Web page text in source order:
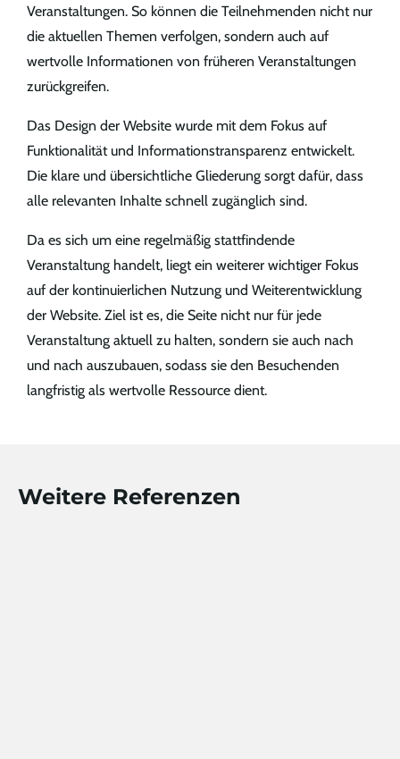
Veranstaltungen. So können die Teilnehmenden nicht nur
die aktuellen Themen verfolgen, sondern auch auf
wertvolle Informationen von früheren Veranstaltungen
zurückgreifen.
Das Design der Website wurde mit dem Fokus auf
Funktionalität und Informationstransparenz entwickelt.
Die klare und übersichtliche Gliederung sorgt dafür, dass
alle relevanten Inhalte schnell zugänglich sind.
Da es sich um eine regelmäßig stattfindende
Veranstaltung handelt, liegt ein weiterer wichtiger Fokus
auf der kontinuierlichen Nutzung und Weiterentwicklung
der Website. Ziel ist es, die Seite nicht nur für jede
Veranstaltung aktuell zu halten, sondern sie auch nach
und nach auszubauen, sodass sie den Besuchenden
langfristig als wertvolle Ressource dient.
Weitere Referenzen